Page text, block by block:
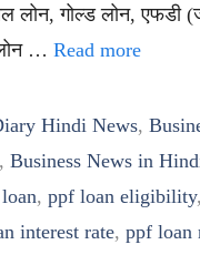
लोन, गोल्ड लोन, एफडी
… Read more
Hindi News,
, Business News in
, ppf loan eligibility,
interest rate, ppf loan